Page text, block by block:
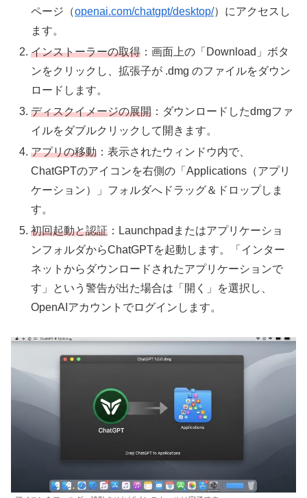
ページ（openai.com/chatgpt/desktop/）にアクセスし
ます。
インストーラーの取得 ：画面上の「Download」ボタ
ンをクリックし、拡張子が .dmg のファイルをダウン
ロードします。
ディスクイメージの展開 ：ダウンロードしたdmgファ
イルをダブルクリックして開きます。
アプリの移動 ：表示されたウィンドウ内で、
ChatGPTのアイコンを右側の「Applications（アプリ
ケーション）」フォルダへドラッグ＆ドロップしま
す。
初回起動と認証 ：Launchpadまたはアプリケーショ
ンフォルダからChatGPTを起動します。「インター
ネットからダウンロードされたアプリケーションで
す」という警告が出た場合は「開く」を選択し、
OpenAIアカウントでログインします。